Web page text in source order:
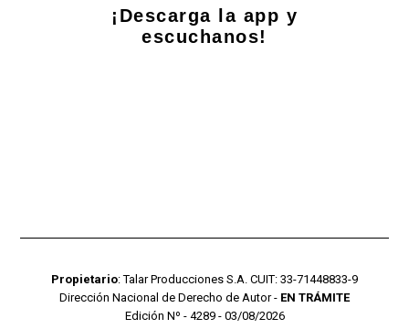
¡Descarga la app y
escuchanos!
Propietario: Talar Producciones S.A. CUIT: 33-71448833-9
Dirección Nacional de Derecho de Autor - EN TRÁMITE
Edición Nº - 4289 - 03/08/2026